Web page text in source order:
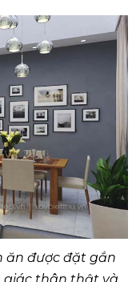
ăn được đặt gắn